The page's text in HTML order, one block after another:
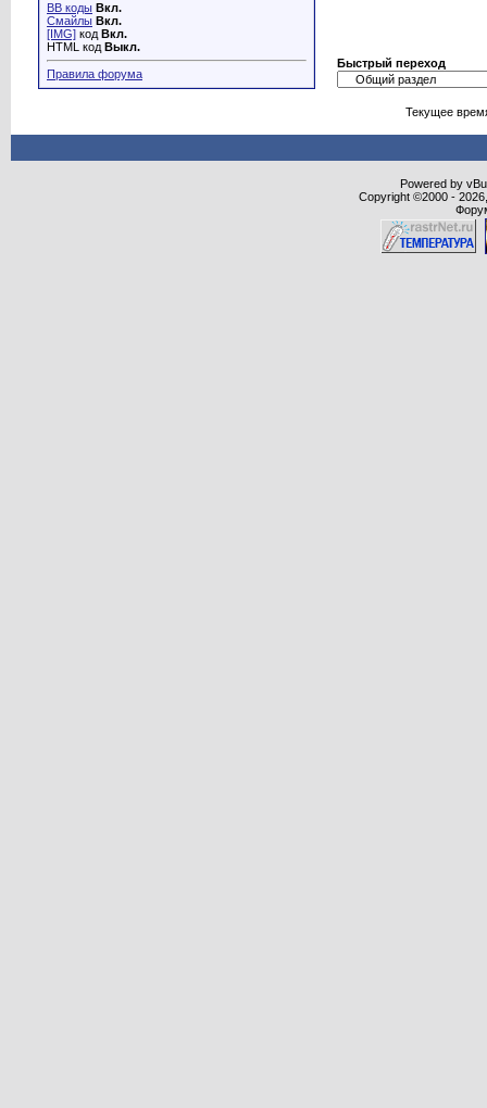
BB коды Вкл.
Смайлы Вкл.
[IMG] код Вкл.
HTML код Выкл.
Правила форума
Быстрый переход
Текущее
Powered by
Copyright ©2000 -